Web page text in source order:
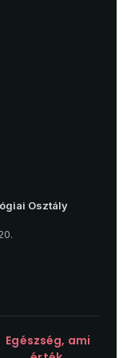
Osztály
Egészség, ami